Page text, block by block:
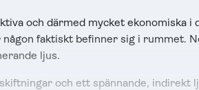
och därmed mycket
faktiskt befinner sig i rummet.
ljus.
och ett spännande,